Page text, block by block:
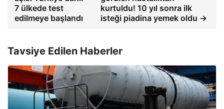
7 ülkede test
edilmeye başlandı
kurtuldu! 10 yıl sonra ilk
isteği piadina yemek oldu →
Tavsiye Edilen Haberler